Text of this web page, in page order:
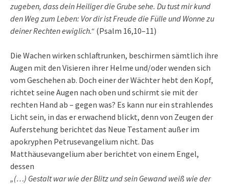
zugeben, dass dein Heiliger die Grube sehe. Du tust mir kund
den Weg zum Leben: Vor dir ist Freude die Fülle und Wonne zu
deiner Rechten ewiglich.“ (Psalm 16,10–11)
Die Wachen wirken schlaftrunken, beschirmen sämtlich ihre
Augen mit den Visieren ihrer Helme und/oder wenden sich
vom Geschehen ab. Doch einer der Wächter hebt den Kopf,
richtet seine Augen nach oben und schirmt sie mit der
rechten Hand ab – gegen was? Es kann nur ein strahlendes
Licht sein, in das er erwachend blickt, denn von Zeugen der
Auferstehung berichtet das Neue Testament außer im
apokryphen Petrusevangelium nicht. Das
Matthäusevangelium aber berichtet von einem Engel,
dessen
„(…) Gestalt war wie der Blitz und sein Gewand weiß wie der